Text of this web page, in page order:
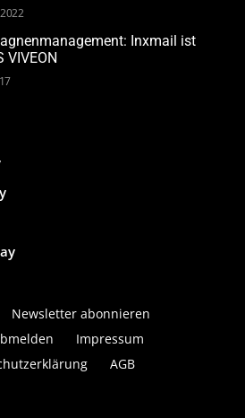
Inxmail ist
VIVEON
Newsletter abonnieren
Impressum
AGB